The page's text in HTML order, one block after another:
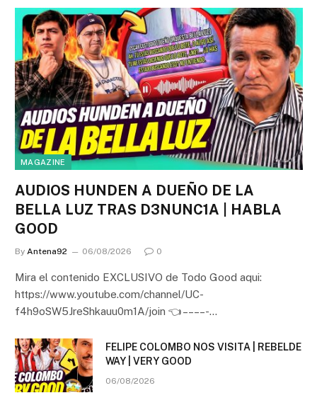
MAGAZINE
AUDIOS HUNDEN A DUEÑO DE LA
BELLA LUZ TRAS D3NUNC1A | HABLA
GOOD
By Antena92 06/08/2026 0
Mira el contenido EXCLUSIVO de Todo Good aqui:
https://www.youtube.com/channel/UC-
f4h9oSW5JreShkauu0m1A/join 👈 – – – – -…
FELIPE COLOMBO NOS VISITA | REBELDE
WAY | VERY GOOD
06/08/2026